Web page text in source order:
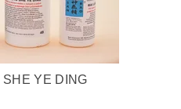
YE DING